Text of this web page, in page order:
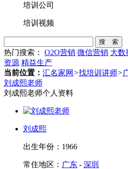
培训公司
培训视频
搜 索
热门搜索： O2O营销 微信营销 大数
资源 精益生产
当前位置： 汇名家网 >找培训讲师>
刘成熙老师
刘成熙老师个人资料
刘成熙
出生年份：1966
常住地区： 广东 - 深圳